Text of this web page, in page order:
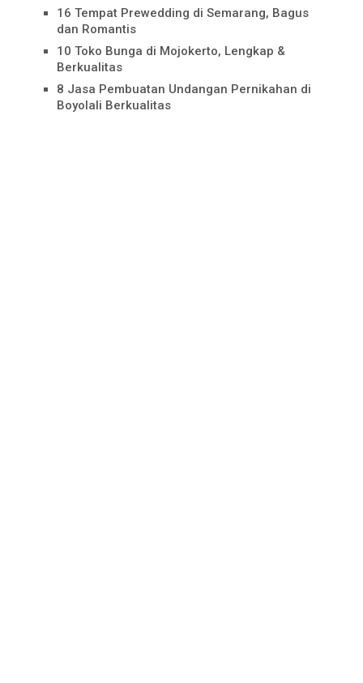
16 Tempat Prewedding di Semarang, Bagus
dan Romantis
10 Toko Bunga di Mojokerto, Lengkap &
Berkualitas
8 Jasa Pembuatan Undangan Pernikahan di
Boyolali Berkualitas